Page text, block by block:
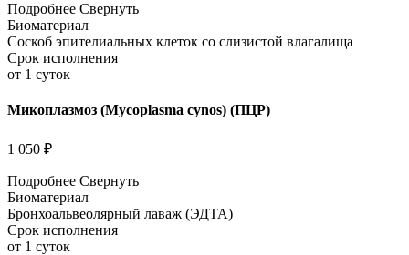
Подробнее Свернуть
Биоматериал
Соскоб эпителиальных клеток со слизистой влагалища
Срок исполнения
от 1 суток
Микоплазмоз (Mycoplasma сynos) (ПЦР)
1 050 ₽
Подробнее Свернуть
Биоматериал
Бронхоальвеолярный лаваж (ЭДТА)
Срок исполнения
от 1 суток